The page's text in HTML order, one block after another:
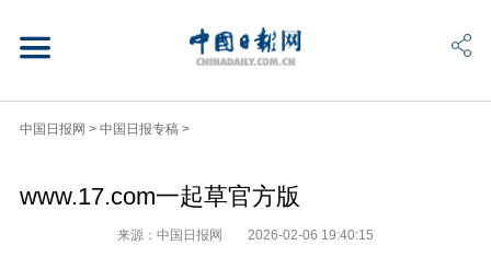
中国日报网 > 中国日报专稿 >
www.17.com一起草官方版
来源：中国日报网 2026-02-06 19:40:15